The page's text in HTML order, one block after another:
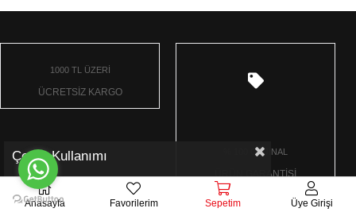
1000 TL ÜZERİ
ÜCRETSİZ KARGO
% 100 ORJİNAL
ÜRÜN GARANTİSİ
Çerez Kullanımı
Anasayfa Favorilerim Sepetim Üye Girişi